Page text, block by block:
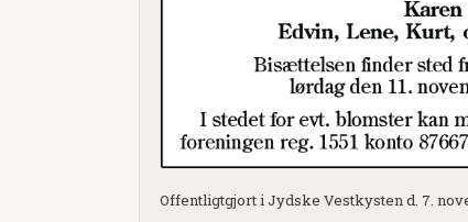
Offentligtgjort i Jydske Vestkysten d. 7.